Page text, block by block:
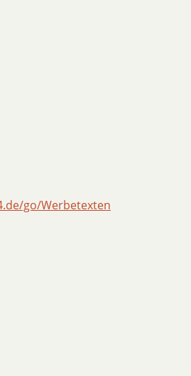
go/Werbetexten